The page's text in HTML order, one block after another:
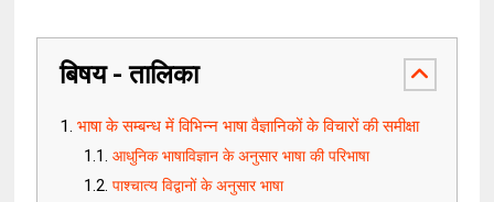
बिषय - तालिका
भाषा के सम्बन्ध में विभिन्न भाषा वैज्ञानिकों के विचारों की समीक्षा
आधुनिक भाषाविज्ञान के अनुसार भाषा की परिभाषा
पाश्चात्य विद्वानों के अनुसार भाषा